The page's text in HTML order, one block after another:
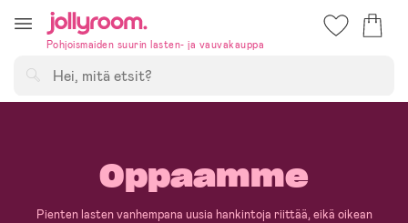
till
innehålletPohjoismaiden suurin lasten- ja vauvakauppa
Oppaamme
Pienten lasten vanhempana uusia hankintoja riittää, eikä oikean